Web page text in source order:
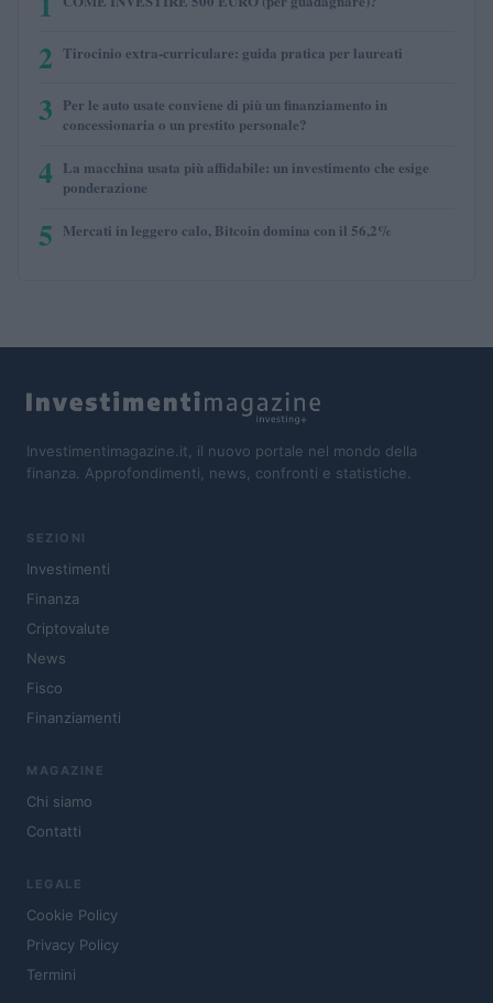
2 Tirocinio extra-curriculare: guida pratica per laureati
3 Per le auto usate conviene di più un finanziamento in
concessionaria o un prestito personale?
4 La macchina usata più affidabile: un investimento che esige
ponderazione
5 Mercati in leggero calo, Bitcoin domina con il 56,2%
Investimentimagazine.it, il nuovo portale nel mondo della
finanza. Approfondimenti, news, confronti e statistiche.
SEZIONI
Investimenti
Finanza
Criptovalute
News
Fisco
Finanziamenti
MAGAZINE
Chi siamo
Contatti
LEGALE
Cookie Policy
Privacy Policy
Termini